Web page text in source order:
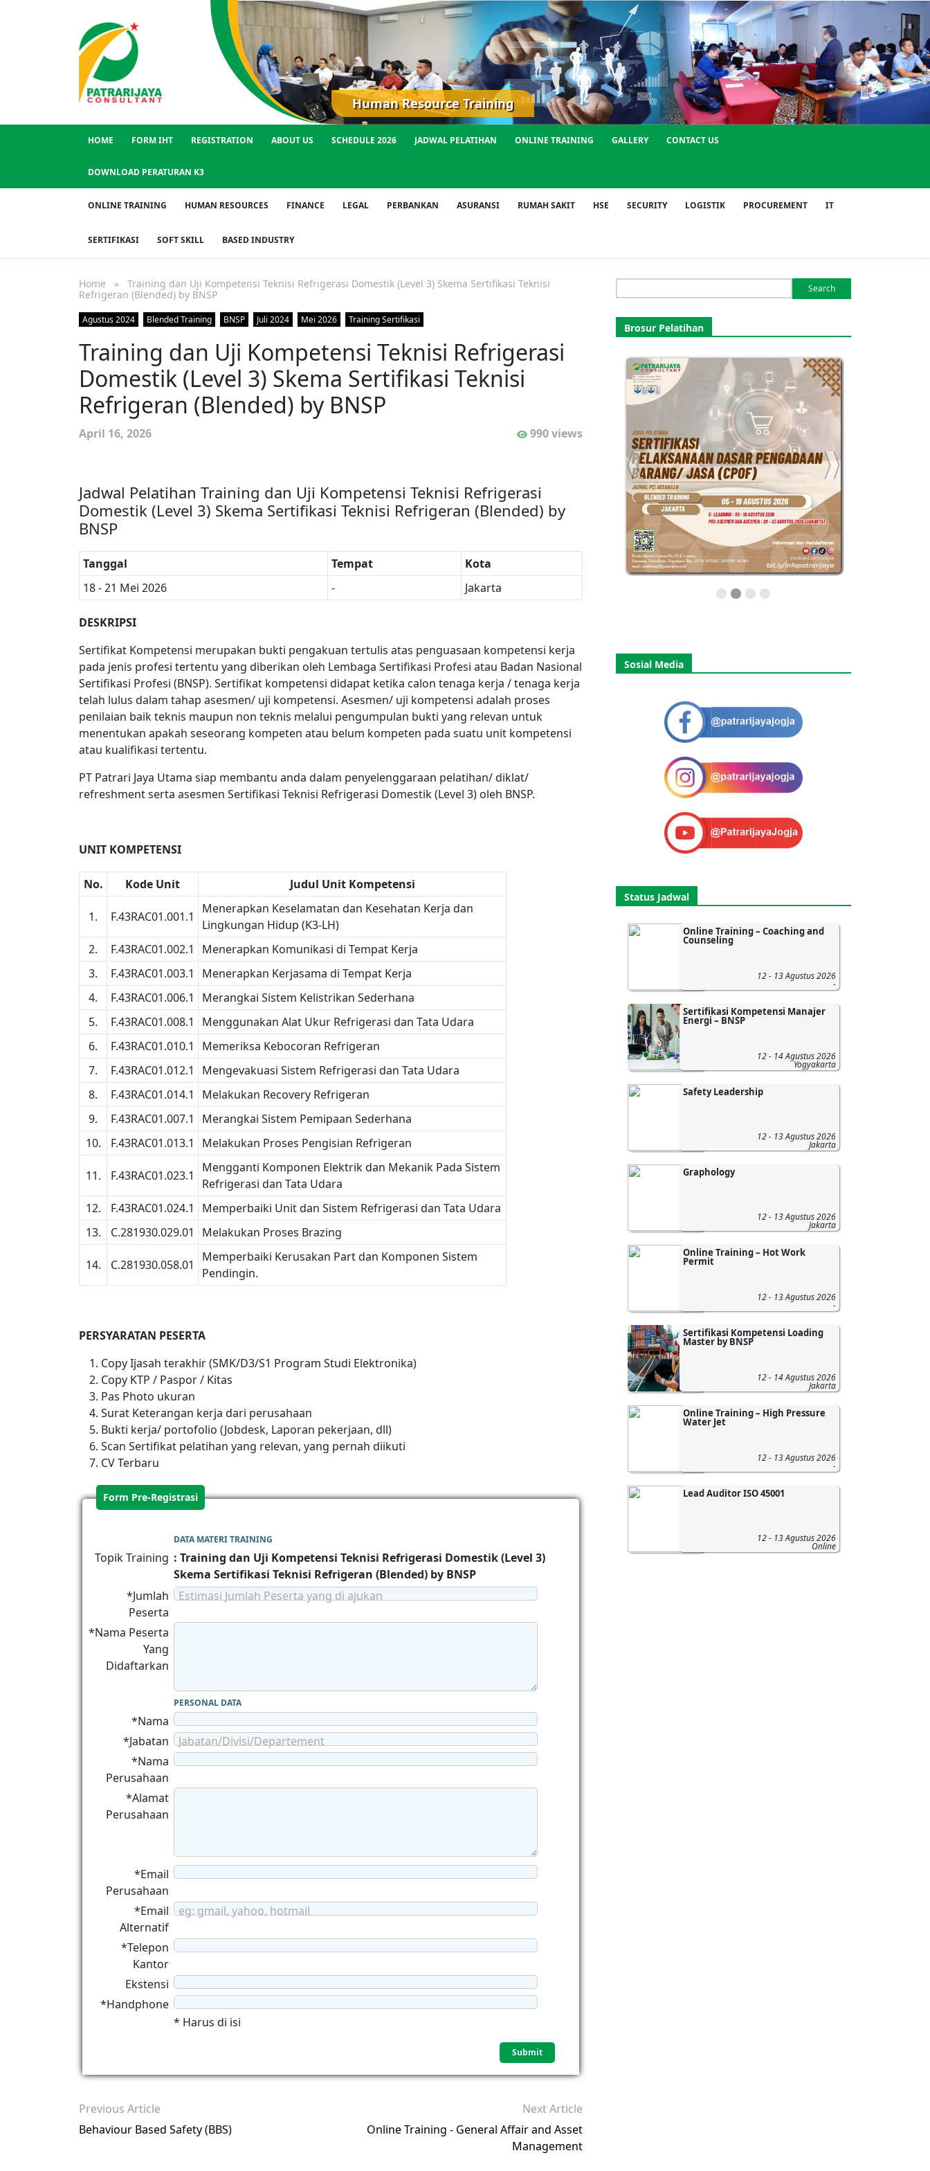
Human Resource Training
HOME FORM IHT REGISTRATION ABOUT US SCHEDULE 2026 JADWAL PELATIHAN ONLINE TRAINING GALLERY CONTACT US
DOWNLOAD PERATURAN K3
ONLINE TRAINING HUMAN RESOURCES FINANCE LEGAL PERBANKAN ASURANSI RUMAH SAKIT HSE SECURITY LOGISTIK PROCUREMENT IT
SERTIFIKASI SOFT SKILL BASED INDUSTRY
Home » Training dan Uji Kompetensi Teknisi Refrigerasi Domestik (Level 3) Skema Sertifikasi Teknisi
Refrigeran (Blended) by BNSP
Agustus 2024 Blended Training BNSP Juli 2024 Mei 2026 Training Sertifikasi
Training dan Uji Kompetensi Teknisi Refrigerasi
Domestik (Level 3) Skema Sertifikasi Teknisi
Refrigeran (Blended) by BNSP
April 16, 2026 990 views
Jadwal Pelatihan Training dan Uji Kompetensi Teknisi Refrigerasi
Domestik (Level 3) Skema Sertifikasi Teknisi Refrigeran (Blended) by
BNSP
Tanggal Tempat
Kota
18 - 21 Mei 2026
- Jakarta
DESKRIPSI
Sertifikat Kompetensi merupakan bukti pengakuan tertulis atas penguasaan kompetensi kerja
pada jenis profesi tertentu yang diberikan oleh Lembaga Sertifikasi Profesi atau Badan Nasional
Sertifikasi Profesi (BNSP). Sertifikat kompetensi didapat ketika calon tenaga kerja / tenaga kerja
telah lulus dalam tahap asesmen/ uji kompetensi. Asesmen/ uji kompetensi adalah proses
penilaian baik teknis maupun non teknis melalui pengumpulan bukti yang relevan untuk
menentukan apakah seseorang kompeten atau belum kompeten pada suatu unit kompetensi
atau kualifikasi tertentu.
PT Patrari Jaya Utama siap membantu anda dalam penyelenggaraan pelatihan/ diklat/
refreshment serta asesmen Sertifikasi Teknisi Refrigerasi Domestik (Level 3) oleh BNSP.
UNIT KOMPETENSI
No. Kode Unit Judul Unit Kompetensi
1. F.43RAC01.001.1
Menerapkan Keselamatan dan Kesehatan Kerja dan
Lingkungan Hidup (K3-LH)
2.
F.43RAC01.002.1
Menerapkan Komunikasi di Tempat Kerja
3.
F.43RAC01.003.1
Menerapkan Kerjasama di Tempat Kerja
4.
F.43RAC01.006.1
Merangkai Sistem Kelistrikan Sederhana
5.
F.43RAC01.008.1
Menggunakan Alat Ukur Refrigerasi dan Tata Udara
6.
F.43RAC01.010.1
Memeriksa Kebocoran Refrigeran
7.
F.43RAC01.012.1
Mengevakuasi Sistem Refrigerasi dan Tata Udara
8.
F.43RAC01.014.1
Melakukan Recovery Refrigeran
9.
F.43RAC01.007.1
Merangkai Sistem Pemipaan Sederhana
10.
F.43RAC01.013.1 Melakukan Proses Pengisian Refrigeran
11. F.43RAC01.023.1
Mengganti Komponen Elektrik dan Mekanik Pada Sistem
Refrigerasi dan Tata Udara
12.
F.43RAC01.024.1
Memperbaiki Unit dan Sistem Refrigerasi dan Tata Udara
13.
C.281930.029.01 Melakukan Proses Brazing
14. C.281930.058.01
Memperbaiki Kerusakan Part dan Komponen Sistem
Pendingin.
PERSYARATAN PESERTA
Copy Ijasah terakhir(SMK/D3/S1 Program Studi Elektronika)
Copy KTP / Paspor / Kitas
Pas Photo ukuran
Surat Keterangan kerja dari perusahaan
Bukti kerja/ portofolio (Jobdesk, Laporan pekerjaan, dll)
Scan Sertifikat pelatihan yang relevan, yang pernah diikuti
CV Terbaru
Form Pre-Registrasi
DATA MATERI TRAINING
Topik Training : Training dan Uji Kompetensi Teknisi Refrigerasi Domestik (Level 3)
Skema Sertifikasi Teknisi Refrigeran (Blended) by BNSP
*Jumlah
Peserta
Estimasi Jumlah Peserta yang di ajukan
*Nama Peserta
Yang
Didaftarkan
PERSONAL DATA
*Nama
*Jabatan
Jabatan/Divisi/Departement
*Nama
Perusahaan
*Alamat
Perusahaan
*Email
Perusahaan
*Email
Alternatif
eg: gmail, yahoo, hotmail
*Telepon
Kantor
Ekstensi
*Handphone
* Harus di isi
Previous Article
Behaviour Based Safety (BBS)
Next Article
Online Training - General Affair and Asset
Management
for:
Brosur Pelatihan
Sosial Media
Status Jadwal
Online Training – Coaching and
Counseling
12 - 13 Agustus 2026
-
Sertifikasi Kompetensi Manajer
Energi – BNSP
12 - 14 Agustus 2026
Yogyakarta
Safety Leadership
12 - 13 Agustus 2026
Jakarta
Graphology
12 - 13 Agustus 2026
Jakarta
Online Training – Hot Work
Permit
12 - 13 Agustus 2026
-
Sertifikasi Kompetensi Loading
Master by BNSP
12 - 14 Agustus 2026
Jakarta
Online Training – High Pressure
Water Jet
12 - 13 Agustus 2026
-
Lead Auditor ISO 45001
12 - 13 Agustus 2026
Online